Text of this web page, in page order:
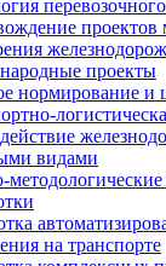
проектов
проекты
нормирование и
видами
на транспорте